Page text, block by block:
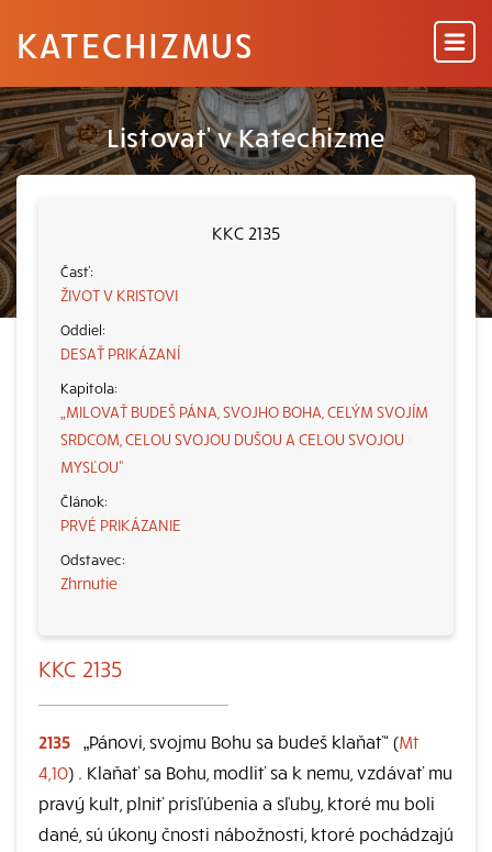
KATECHIZMUS
Listovať v Katechizme
KKC 2135
ŽIVOT V KRISTOVI
DESAŤ PRIKÁZANÍ
„MILOVAŤ BUDEŠ PÁNA, SVOJHO BOHA, CELÝM SVOJÍM
SRDCOM, CELOU SVOJOU DUŠOU A CELOU SVOJOU
MYSĽOU“
PRVÉ PRIKÁZANIE
Zhrnutie
KKC 2135
2135 „Pánovi, svojmu Bohu sa budeš klaňať“ (Mt
4,10) . Klaňať sa Bohu, modliť sa k nemu, vzdávať mu
pravý kult, plniť prisľúbenia a sľuby, ktoré mu boli
dané, sú úkony čnosti nábožnosti, ktoré pochádzajú